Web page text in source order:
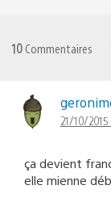
10 Commentaires
21/10/2015
ça devient
elle mienne